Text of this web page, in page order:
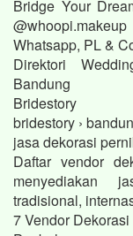
Bridge Your
Whatsapp, PL &
Direktori
Bandung
Bridestory
bridestory ›
jasa dekorasi
Daftar vendor
menyediakan
tradisional,
7 Vendor